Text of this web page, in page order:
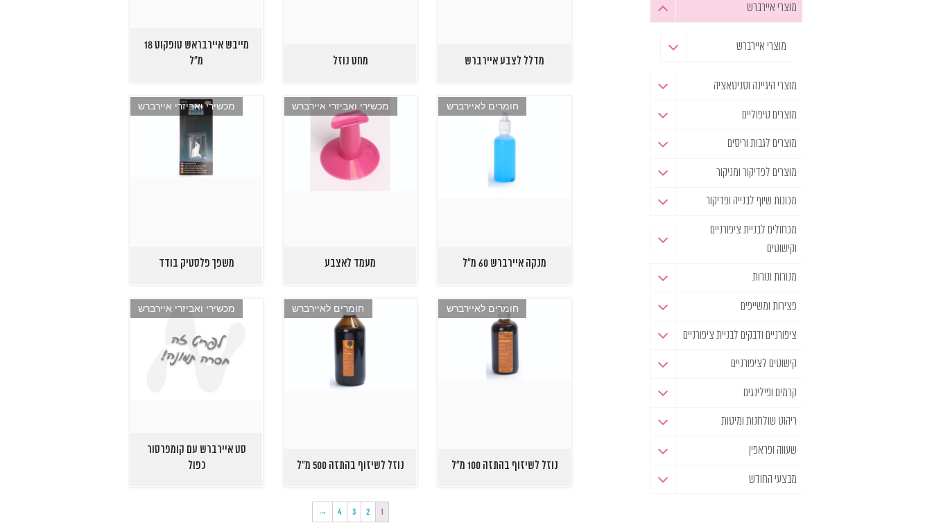
מוצרי איירברש
מוצרי איירברש
מוצרי היגיינה וסניטאציה
מוצרים טיפוליים
מוצרים לגבות וריסים
מוצרים לפדיקור ומניקור
מכונות שיוף לבנייה ופדיקור
מכחולים לבניית ציפורניים
וקישוטים
מנורות ונורות
פצירות ומשייפים
ציפורניים ודבקים לבניית ציפורניים
קישוטים לציפורניים
קרמים ופילינגים
ריהוט שולחנות ומיטות
שעווה ופראפין
מבצעי החודש
מדלל לצבע איירברש מחט נוזל
מייבש איירבראש טופקוט 18
מ"ל
חומרים לאיירברש
מנקה איירברש 60 מ"ל
מכשירי ואביזרי איירברש
מעמד לאצבע
מכשירי ואביזרי איירברש
משפך פלסטיק בודד
חומרים לאיירברש
נוזל לשיזוף בהתזה 100 מ"ל
חומרים לאיירברש
נוזל לשיזוף בהתזה 500 מ"ל
מכשירי ואביזרי איירברש
סט איירברש עם קומפרסור
כפול
1
2
3
4
→